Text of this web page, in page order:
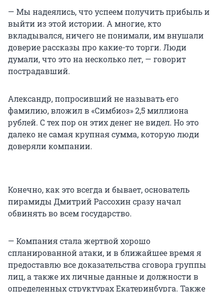
— Мы надеялись, что успеем получить прибыль и
выйти из этой истории. А многие, кто
вкладывался, ничего не понимали, им внушали
доверие рассказы про какие-то торги. Люди
думали, что это на несколько лет, — говорит
пострадавший.
Александр, попросивший не называть его
фамилию, вложил в «Симбиоз» 2,5 миллиона
рублей. С тех пор он этих денег не видел. Но это
далеко не самая крупная сумма, которую люди
доверяли компании.
Конечно, как это всегда и бывает, основатель
пирамиды Дмитрий Рассохин сразу начал
обвинять во всем государство.
— Компания стала жертвой хорошо
спланированной атаки, и в ближайшее время я
предоставлю все доказательства сговора группы
лиц, а также их личные данные и должности в
определенных структурах Екатеринбурга. Также